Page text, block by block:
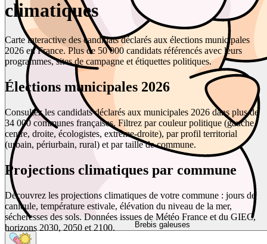
Brebis galeuses
climatiques
Carte interactive des candidats déclarés aux élections municipales
2026 en France. Plus de 50 000 candidats référencés avec leurs
programmes, sites de campagne et étiquettes politiques.
Élections municipales 2026
Consultez les candidats déclarés aux municipales 2026 dans plus de
34 000 communes françaises. Filtrez par couleur politique (gauche,
centre, droite, écologistes, extrême-droite), par profil territorial
(urbain, périurbain, rural) et par taille de commune.
Projections climatiques par commune
Découvrez les projections climatiques de votre commune : jours de
canicule, température estivale, élévation du niveau de la mer,
sécheresses des sols. Données issues de Météo France et du GIEC,
horizons 2030, 2050 et 2100.